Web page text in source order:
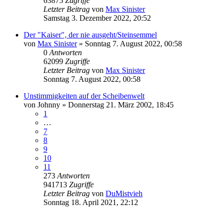
Letzter Beitrag von Max Sinister
Samstag 3. Dezember 2022, 20:52
Der "Kaiser", der nie ausgeht/Steinsemmel
von Max Sinister» Sonntag 7. August 2022, 00:58
0 Antworten
62099 Zugriffe
Letzter Beitrag von Max Sinister
Sonntag 7. August 2022, 00:58
Unstimmigkeiten auf der Scheibenwelt
von Johnny » Donnerstag 21. März 2002, 18:45
1
…
7
8
9
10
11
273 Antworten
941713 Zugriffe
Letzter Beitrag von DuMistvieh
Sonntag 18. April 2021, 22:12